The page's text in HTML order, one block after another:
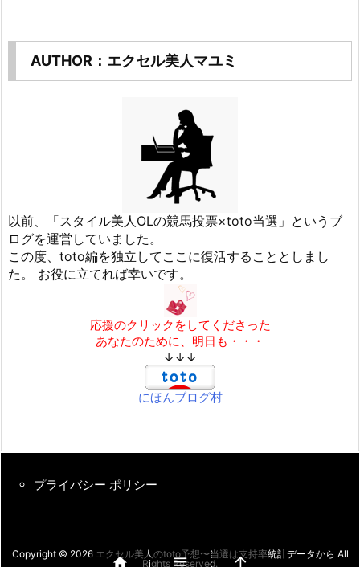
AUTHOR：エクセル美人マユミ
以前、「スタイル美人OLの競馬投票×toto当選」というブ
ログを運営していました。
この度、toto編を独立してここに復活することとしまし
た。 お役に立てれば幸いです。
応援のクリックをしてくださった
あなたのために、明日も・・・
↓↓↓
にほんブログ村
プライバシー ポリシー
Copyright © 2026 エクセル美人のtoto予想〜当選は支持率統計データから All
Rights Reserved.
  